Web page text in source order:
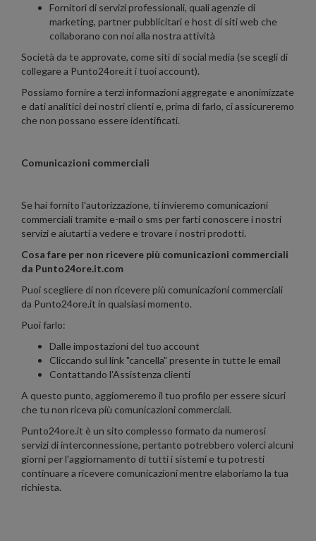
Fornitori di servizi professionali, quali agenzie di
marketing, partner pubblicitari e host di siti web che
collaborano con noi alla nostra attività
Società da te approvate, come siti di social media (se scegli di
collegare a Punto24ore.it i tuoi account).
Possiamo fornire a terzi informazioni aggregate e anonimizzate
e dati analitici dei nostri clienti e, prima di farlo, ci assicureremo
che non possano essere identificati.
Comunicazioni commerciali
Se hai fornito l'autorizzazione, ti invieremo comunicazioni
commerciali tramite e-mail o sms per farti conoscere i nostri
servizi e aiutarti a vedere e trovare i nostri prodotti.
Cosa fare per non ricevere più comunicazioni commerciali
da Punto24ore.it.com
Puoi scegliere di non ricevere più comunicazioni commerciali
da Punto24ore.it in qualsiasi momento.
Puoi farlo:
Dalle impostazioni del tuo account
Cliccando sul link "cancella" presente in tutte le email
Contattando l'Assistenza clienti
A questo punto, aggiorneremo il tuo profilo per essere sicuri
che tu non riceva più comunicazioni commerciali.
Punto24ore.it è un sito complesso formato da numerosi
servizi di interconnessione, pertanto potrebbero volerci alcuni
giorni per l'aggiornamento di tutti i sistemi e tu potresti
continuare a ricevere comunicazioni mentre elaboriamo la tua
richiesta.